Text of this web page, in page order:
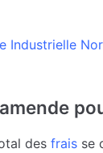
Industrielle
des frais se